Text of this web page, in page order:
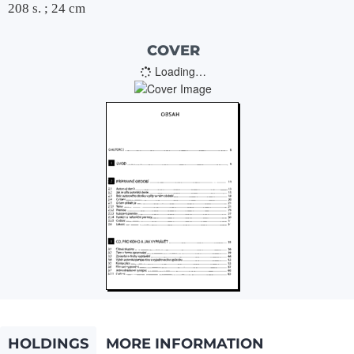
208 s. ; 24 cm
COVER
Loading…
HOLDINGS
MORE INFORMATION